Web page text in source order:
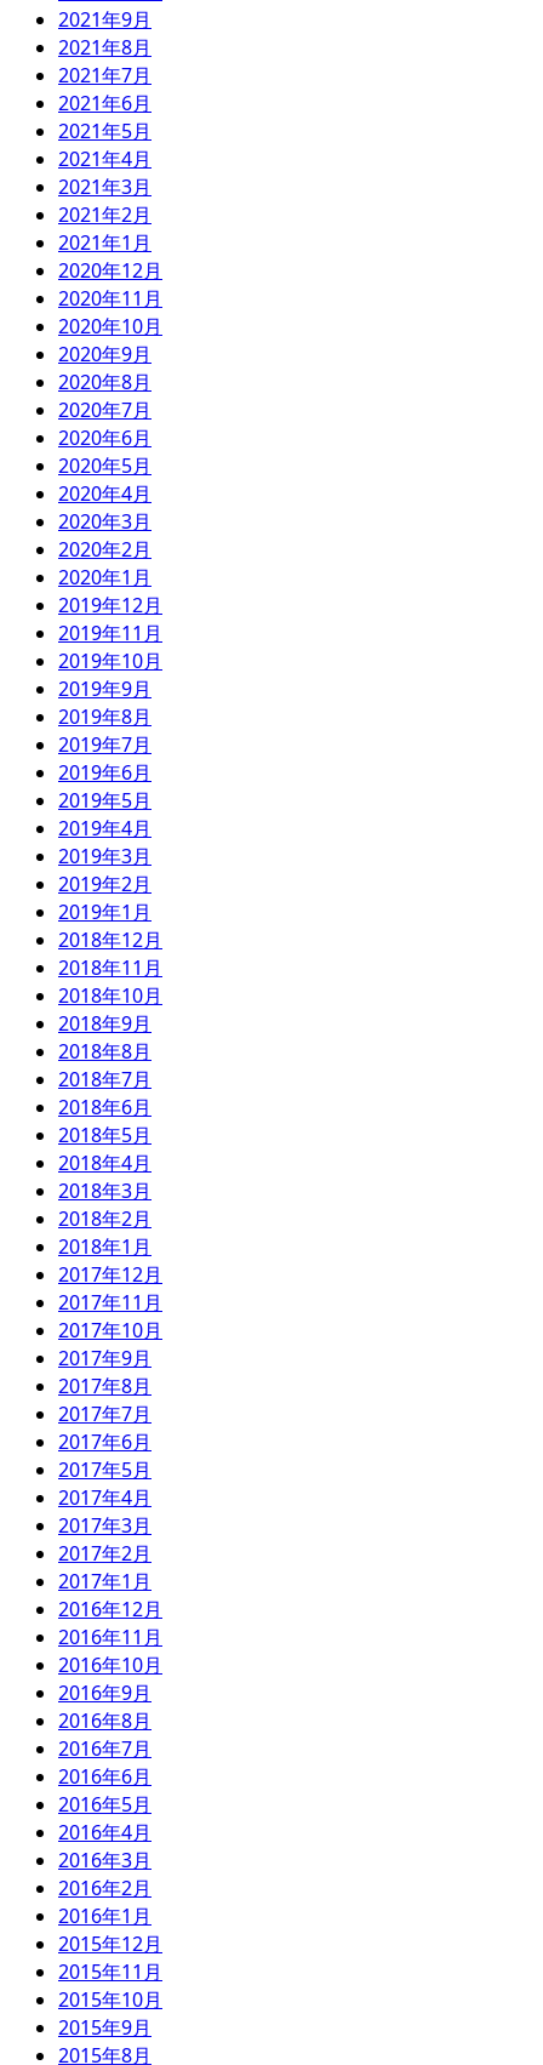
2021年9月
2021年8月
2021年7月
2021年6月
2021年5月
2021年4月
2021年3月
2021年2月
2021年1月
2020年12月
2020年11月
2020年10月
2020年9月
2020年8月
2020年7月
2020年6月
2020年5月
2020年4月
2020年3月
2020年2月
2020年1月
2019年12月
2019年11月
2019年10月
2019年9月
2019年8月
2019年7月
2019年6月
2019年5月
2019年4月
2019年3月
2019年2月
2019年1月
2018年12月
2018年11月
2018年10月
2018年9月
2018年8月
2018年7月
2018年6月
2018年5月
2018年4月
2018年3月
2018年2月
2018年1月
2017年12月
2017年11月
2017年10月
2017年9月
2017年8月
2017年7月
2017年6月
2017年5月
2017年4月
2017年3月
2017年2月
2017年1月
2016年12月
2016年11月
2016年10月
2016年9月
2016年8月
2016年7月
2016年6月
2016年5月
2016年4月
2016年3月
2016年2月
2016年1月
2015年12月
2015年11月
2015年10月
2015年9月
2015年8月